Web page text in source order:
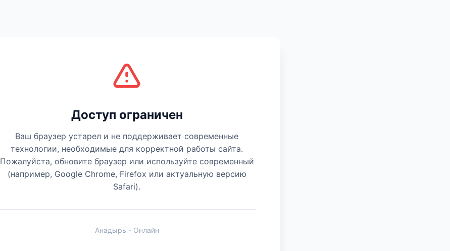
Доступ ограничен
Ваш браузер устарел и не поддерживает современные
технологии, необходимые для корректной работы сайта.
Пожалуйста, обновите браузер или используйте современный
(например, Google Chrome, Firefox или актуальную версию
Safari).
Анадырь - Онлайн